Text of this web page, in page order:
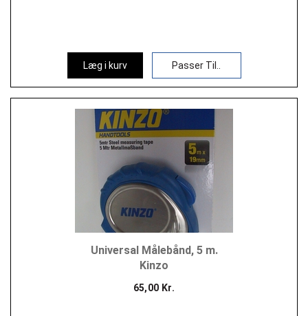
Læg i kurv Passer Til..
Universal Målebånd, 5 m.
Kinzo
65,00 Kr.